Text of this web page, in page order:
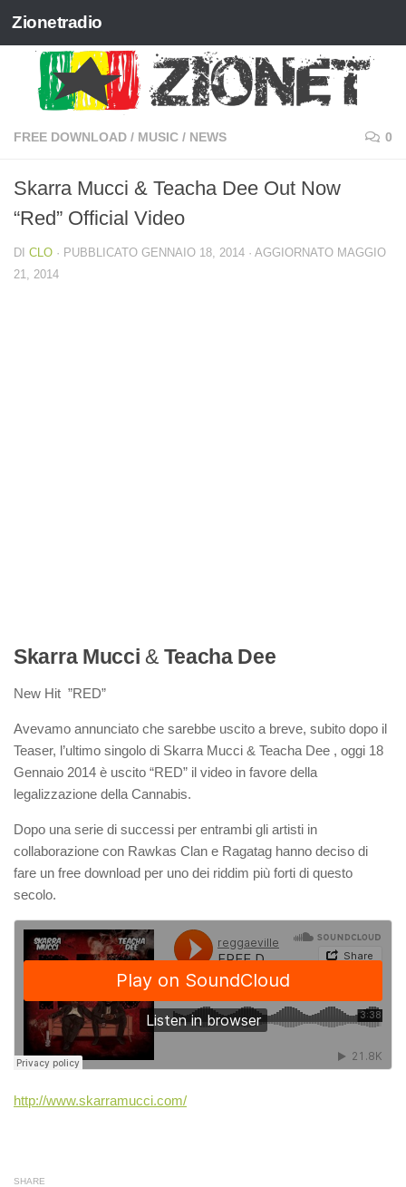
Salta al contenuto
Zionetradio
FREE DOWNLOAD / MUSIC / NEWS 0
Skarra Mucci & Teacha Dee Out Now
“Red” Official Video
DI CLO · PUBBLICATO GENNAIO 18, 2014 · AGGIORNATO MAGGIO
21, 2014
Skarra Mucci & Teacha Dee
New Hit ”RED”
Avevamo annunciato che sarebbe uscito a breve, subito dopo il
Teaser, l’ultimo singolo di Skarra Mucci & Teacha Dee , oggi 18
Gennaio 2014 è uscito “RED” il video in favore della
legalizzazione della Cannabis.
Dopo una serie di successi per entrambi gli artisti in
collaborazione con Rawkas Clan e Ragatag hanno deciso di
fare un free download per uno dei riddim più forti di questo
secolo.
http://www.skarramucci.com/
SHARE